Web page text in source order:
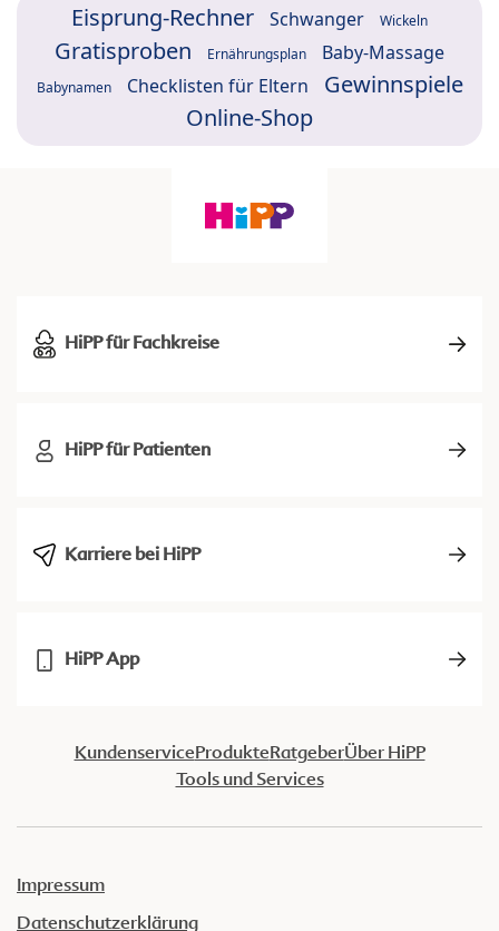
Eisprung-Rechner Schwanger Wickeln
Gratisproben Ernährungsplan Baby-Massage
Babynamen Checklisten für Eltern
Gewinnspiele
Online-Shop
HiPP für Fachkreise
HiPP für Patienten
Karriere bei HiPP
HiPP App
KundenserviceProdukteRatgeberÜber HiPP
Tools und Services
Impressum
Datenschutzerklärung